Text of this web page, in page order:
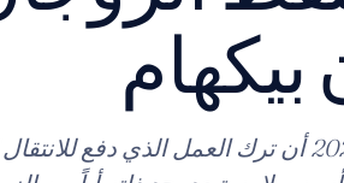
بيكهام
يؤكد قرار ملزم صادر في فبراير 2026 أن ترك العمل الذي دفع